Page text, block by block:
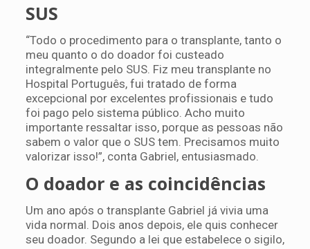
SUS
“Todo o procedimento para o transplante, tanto o
meu quanto o do doador foi custeado
integralmente pelo SUS. Fiz meu transplante no
Hospital Português, fui tratado de forma
excepcional por excelentes profissionais e tudo
foi pago pelo sistema público. Acho muito
importante ressaltar isso, porque as pessoas não
sabem o valor que o SUS tem. Precisamos muito
valorizar isso!”, conta Gabriel, entusiasmado.
O doador e as coincidências
Um ano após o transplante Gabriel já vivia uma
vida normal. Dois anos depois, ele quis conhecer
seu doador. Segundo a lei que estabelece o sigilo,